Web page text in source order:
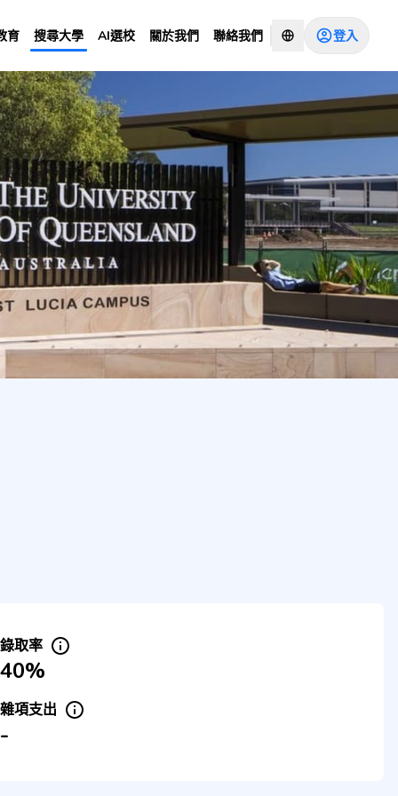
育 搜尋大學 AI選校 關於我們 聯絡我們 登入
諮詢顧問
錄取率
40%
雜項支出
-